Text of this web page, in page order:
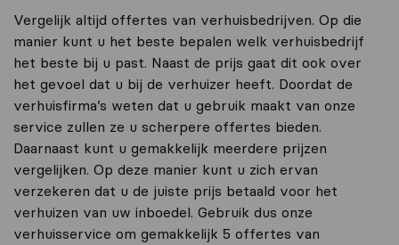
Vergelijk altijd offertes van verhuisbedrijven. Op die
manier kunt u het beste bepalen welk verhuisbedrijf
het beste bij u past. Naast de prijs gaat dit ook over
het gevoel dat u bij de verhuizer heeft. Doordat de
verhuisfirma’s weten dat u gebruik maakt van onze
service zullen ze u scherpere offertes bieden.
Daarnaast kunt u gemakkelijk meerdere prijzen
vergelijken. Op deze manier kunt u zich ervan
verzekeren dat u de juiste prijs betaald voor het
verhuizen van uw inboedel. Gebruik dus onze
verhuisservice om gemakkelijk 5 offertes van